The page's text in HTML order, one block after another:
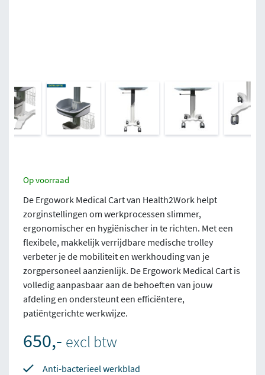
Op voorraad
De Ergowork Medical Cart van Health2Work helpt
zorginstellingen om werkprocessen slimmer,
ergonomischer en hygiënischer in te richten. Met een
flexibele, makkelijk verrijdbare medische trolley
verbeter je de mobiliteit en werkhouding van je
zorgpersoneel aanzienlijk. De Ergowork Medical Cart is
volledig aanpasbaar aan de behoeften van jouw
afdeling en ondersteunt een efficiëntere,
patiëntgerichte werkwijze.
650,- excl btw
Anti-bacterieel werkblad